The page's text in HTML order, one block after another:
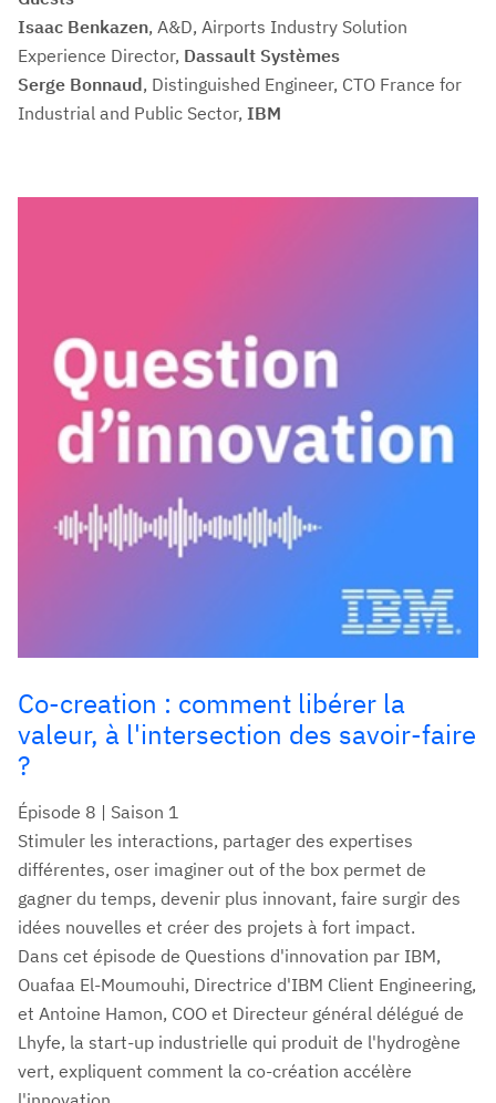
Isaac Benkazen, A&D, Airports Industry Solution
Experience Director, Dassault Systèmes
Serge Bonnaud, Distinguished Engineer, CTO France for
Industrial and Public Sector, IBM
Co-creation : comment libérer la
valeur, à l'intersection des savoir-faire
?
Épisode 8 | Saison 1
Stimuler les interactions, partager des expertises
différentes, oser imaginer out of the box permet de
gagner du temps, devenir plus innovant, faire surgir des
idées nouvelles et créer des projets à fort impact.
Dans cet épisode de Questions d'innovation par IBM,
Ouafaa El-Moumouhi, Directrice d'IBM Client Engineering,
et Antoine Hamon, COO et Directeur général délégué de
Lhyfe, la start-up industrielle qui produit de l'hydrogène
vert, expliquent comment la co-création accélère